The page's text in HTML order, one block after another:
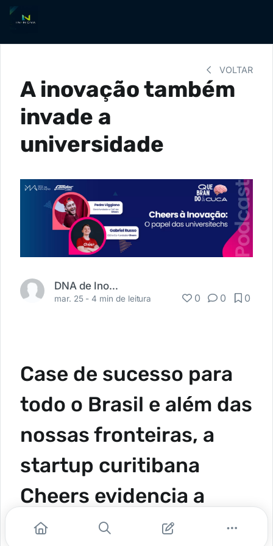
VOLTAR
A inovação também
invade a
universidade
DNA de Inovação
mar. 25 -4 min de leitura 0 0 0
Case de sucesso para
todo o Brasil e além das
nossas fronteiras, a
startup curitibana
Cheers evidencia a
força das universitechs